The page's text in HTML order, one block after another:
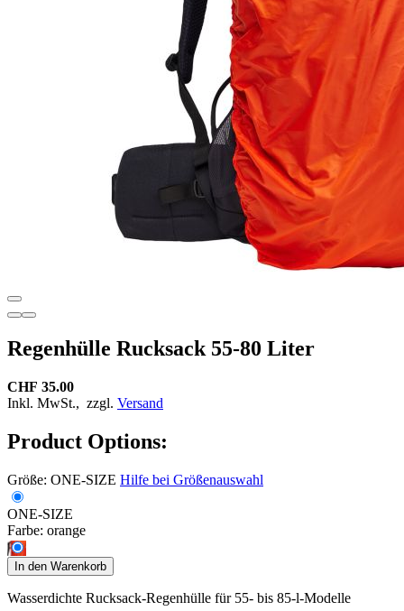
Regenhülle Rucksack 55-80 Liter
CHF 35.00
Inkl. MwSt., zzgl. Versand
Product Options:
Größe: ONE-SIZE Hilfe bei Größenauswahl
ONE-SIZE
Farbe: orange
In den Warenkorb
Wasserdichte Rucksack-Regenhülle für 55- bis 85-l-Modelle